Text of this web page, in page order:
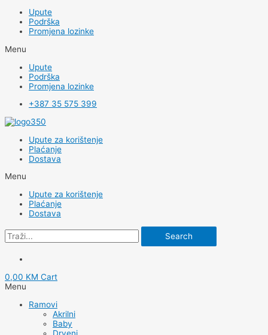
Upute
Podrška
Promjena lozinke
Menu
Upute
Podrška
Promjena lozinke
+387 35 575 399
Upute za korištenje
Plaćanje
Dostava
Menu
Upute za korištenje
Plaćanje
Dostava
Search
0,00 KM Cart
Menu
Ramovi
Akrilni
Baby
Drveni